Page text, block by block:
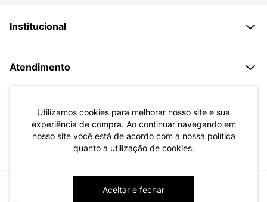
Utilizamos cookies para melhorar nosso site e sua
experiência de compra. Ao continuar navegando em
nosso site você está de acordo com a nossa política
quanto a utilização de cookies.
Aceitar e fechar
Institucional
Políticas de Privacidade
Formas de Entrega
Trocas e Devoluções
Regulamento de Promoções
Canal de Denúncias | Ética
Atendimento
Fale conosco pelo WhatsApp
Segunda à sexta das 8:00 às 17:00
Trocas e Devoluções